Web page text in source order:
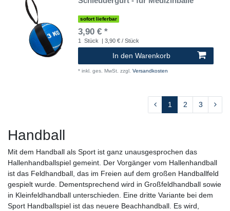
sofort lieferbar
3,90 € *
1 Stück | 3,90 € / Stück
In den Warenkorb
* inkl. ges. MwSt. zzgl. Versandkosten
1 2 3
Handball
Mit dem Handball als Sport ist ganz unausgesprochen das
Hallenhandballspiel gemeint. Der Vorgänger vom Hallenhandball
ist das Feldhandball, das im Freien auf dem großen Handballfeld
gespielt wurde. Dementsprechend wird in Großfeldhandball sowie
in Kleinfeldhandball unterschieden. Eine dritte Variante bei dem
Sport Handballspiel ist das neuere Beachhandball. Es wird,